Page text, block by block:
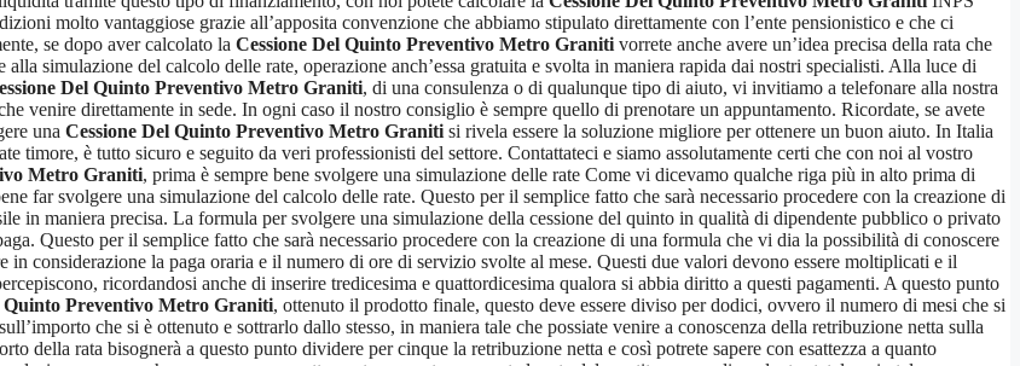
molto vantaggiose grazie all’apposita convenzione che abbiamo stipulato direttamente con l’ente pensionistico e che ci
se dopo aver calcolato la Cessione Del Quinto Preventivo Metro Graniti vorrete anche avere un’idea precisa della rata che
simulazione del calcolo delle rate, operazione anch’essa gratuita e svolta in maniera rapida dai nostri specialisti. Alla luce di
Del Quinto Preventivo Metro Graniti, di una consulenza o di qualunque tipo di aiuto, vi invitiamo a telefonare alla nostra
venire direttamente in sede. In ogni caso il nostro consiglio è sempre quello di prenotare un appuntamento. Ricordate, se avete
una Cessione Del Quinto Preventivo Metro Graniti si rivela essere la soluzione migliore per ottenere un buon aiuto. In Italia
timore, è tutto sicuro e seguito da veri professionisti del settore. Contattateci e siamo assolutamente certi che con noi al vostro
Metro Graniti, prima è sempre bene svolgere una simulazione delle rate Come vi dicevamo qualche riga più in alto prima di
far svolgere una simulazione del calcolo delle rate. Questo per il semplice fatto che sarà necessario procedere con la creazione di
in maniera precisa. La formula per svolgere una simulazione della cessione del quinto in qualità di dipendente pubblico o privato
Questo per il semplice fatto che sarà necessario procedere con la creazione di una formula che vi dia la possibilità di conoscere
considerazione la paga oraria e il numero di ore di servizio svolte al mese. Questi due valori devono essere moltiplicati e il
ricordandosi anche di inserire tredicesima e quattordicesima qualora si abbia diritto a questi pagamenti. A questo punto
Quinto Preventivo Metro Graniti, ottenuto il prodotto finale, questo deve essere diviso per dodici, ovvero il numero di mesi che si
che si è ottenuto e sottrarlo dallo stesso, in maniera tale che possiate venire a conoscenza della retribuzione netta sulla
della rata bisognerà a questo punto dividere per cinque la retribuzione netta e così potrete sapere con esattezza a quanto